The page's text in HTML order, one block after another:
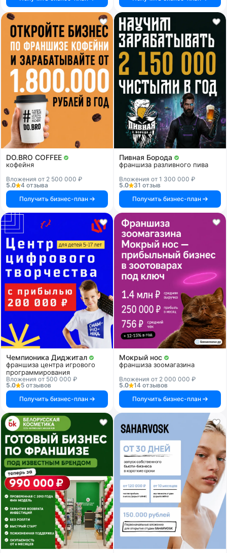
DO.BRO COFFEE
кофейня
Вложения от 2 500 000 ₽
5.0
4 отзыва
Получить бизнес-план
Пивная Борода
франшиза разливного пива
Вложения от 1 300 000 ₽
5.0
31 отзыв
Получить бизнес-план
Чемпионика Диджитал
франшиза центра игрового
программирования
Вложения от 500 000 ₽
5.0
5 отзывов
Получить бизнес-план
Мокрый нос
франшиза зоомагазина
Вложения от 2 000 000 ₽
5.0
14 отзывов
Получить бизнес-план